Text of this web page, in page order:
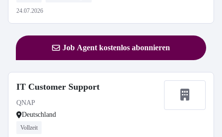
24.07.2026
Job Agent kostenlos abonnieren
IT Customer Support
QNAP
Deutschland
Vollzeit